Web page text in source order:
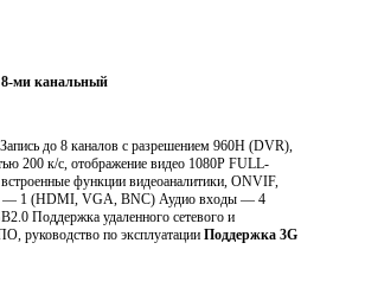
ми канальный
до 8 каналов с разрешением 960H (DVR),
200 к/c, отображение видео 1080P FULL-
функции видеоаналитики, ONVIF,
— 1 (HDMI, VGA, BNC) Аудио входы — 4
Поддержка удаленного сетевого и
руководство по эксплуатации Поддержка 3G